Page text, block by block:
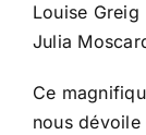
Louise Greig
Julia
Ce
nous dévoile